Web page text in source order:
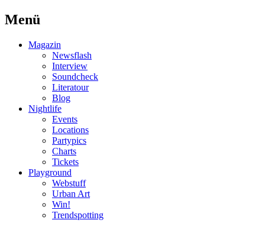
Menü
Magazin
Newsflash
Interview
Soundcheck
Literatour
Blog
Nightlife
Events
Locations
Partypics
Charts
Tickets
Playground
Webstuff
Urban Art
Win!
Trendspotting